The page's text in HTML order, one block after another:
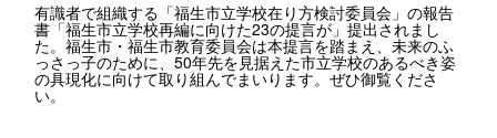
有識者で組織する「福生市立学校在り方検討委員会」の報告
書「福生市立学校再編に向けた23の提言が」提出されまし
た。福生市・福生市教育委員会は本提言を踏まえ、未来のふ
っさっ子のために、50年先を見据えた市立学校のあるべき姿
の具現化に向けて取り組んでまいります。ぜひ御覧くださ
い。